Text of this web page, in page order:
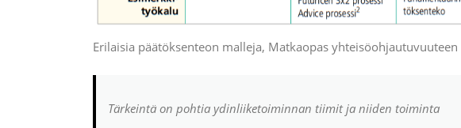
Erilaisia päätöksenteon malleja, Matkaopas yhteisöohjautuvuuteen
Tärkeintä on pohtia ydinliiketoiminnan tiimit ja niiden toiminta